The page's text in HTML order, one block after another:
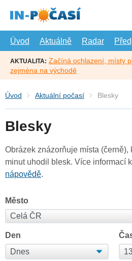
hlavní
Úvod
Aktuálně Radar
AKTUALITA: Začíná ochlazení, místy
zejména na východě
Úvod Aktuální počasí Blesky
Blesky
Obrázek znázorňuje místa
minut uhodil blesk. Více informací
nápovědě.
Město
Den